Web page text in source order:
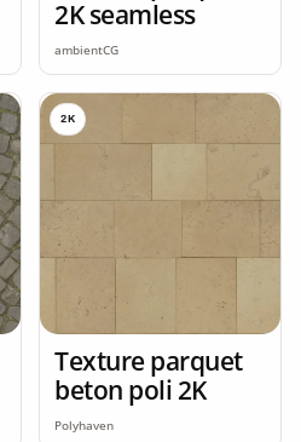
2K seamless
ambientCG
2K
Texture parquet
beton poli 2K
Polyhaven